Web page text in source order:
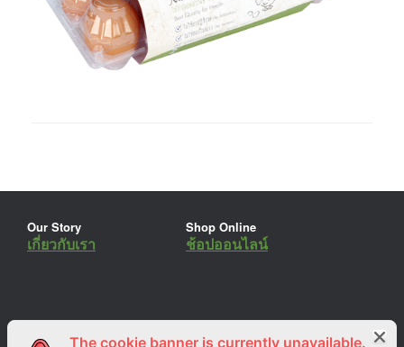
Our Story
เกี่ยวกับเรา
Shop Online
ช้อปออนไลน์
ร่วมงานกับเรา Lemon Farm Cafe
The cookie banner is currently unavailable.